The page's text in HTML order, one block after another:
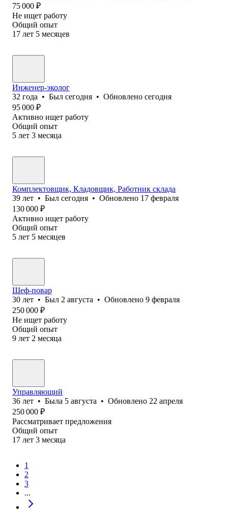
75 000 ₽
Не ищет работу
Общий опыт
17 лет 5 месяцев
Инженер-эколог
32 года • Был сегодня • Обновлено сегодня
95 000 ₽
Активно ищет работу
Общий опыт
5 лет 3 месяца
Комплектовщик, Кладовщик, Работник склада
39 лет • Был сегодня • Обновлено 17 февраля
130 000 ₽
Активно ищет работу
Общий опыт
5 лет 5 месяцев
Шеф-повар
30 лет • Был 2 августа • Обновлено 9 февраля
250 000 ₽
Не ищет работу
Общий опыт
9 лет 2 месяца
Управляющий
36 лет • Была 5 августа • Обновлено 22 апреля
250 000 ₽
Рассматривает предложения
Общий опыт
17 лет 3 месяца
1
2
3
...